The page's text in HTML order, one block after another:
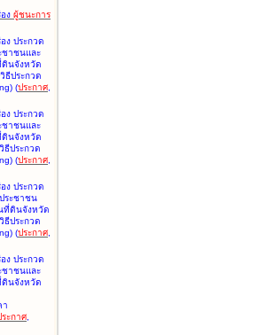
ง ผู้ชนะการ
ง ประกวด
ชาชนและ
นจังหวัด
ธีประกวด
) (ประกาศ,
ง ประกวด
ชาชนและ
นจังหวัด
ประกวด
) (ประกาศ,
ง ประกวด
ระชาชน
ที่ดินจังหวัด
ประกวด
) (ประกาศ,
ง ประกวด
ชาชนและ
นจังหวัด
า
ระกาศ,